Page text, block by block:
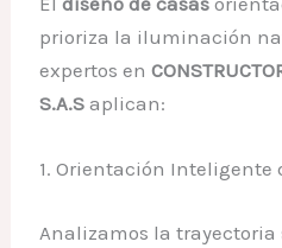
prioriza la iluminación
expertos en
S.A.S aplican:
1. Orientación Inteligente
Analizamos la